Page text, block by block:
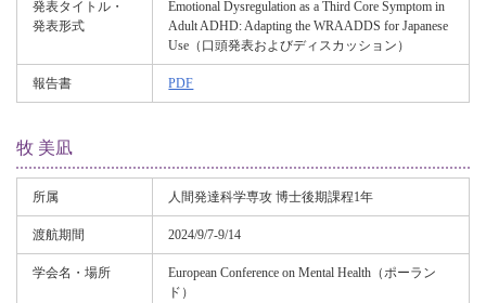
発表タイトル・
発表形式
Emotional Dysregulation as a Third Core Symptom in
Adult ADHD: Adapting the WRAADDS for Japanese
Use（口頭発表およびディスカッション）
報告書 PDF
牧 美凪
所属 人間発達科学専攻 博士後期課程1年
渡航期間 2024/9/7-9/14
学会名・場所
European Conference on Mental Health（ポーラン
ド）